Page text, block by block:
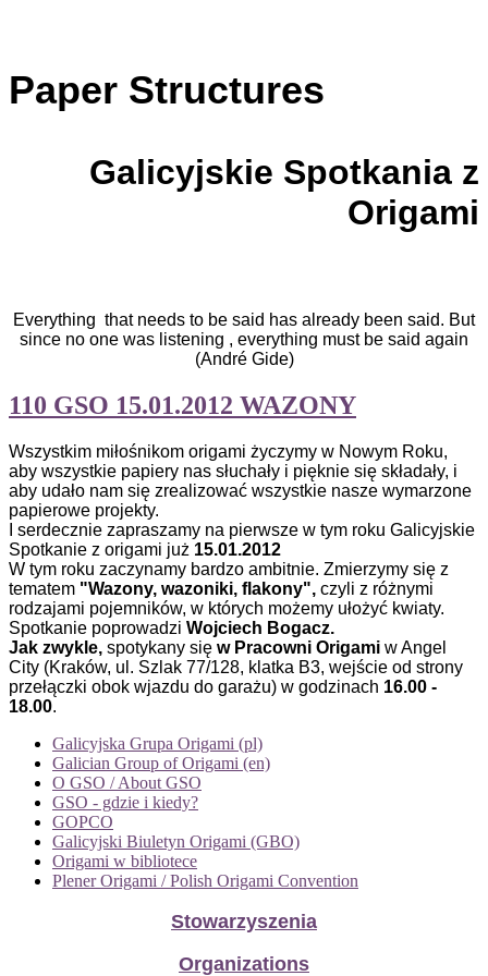
Paper Structures
Galicyjskie Spotkania z
Origami
Everything that needs to be said has already been said. But
since no one was listening , everything must be said again
(André Gide)
110 GSO 15.01.2012 WAZONY
Wszystkim miłośnikom origami życzymy w Nowym Roku,
aby wszystkie papiery nas słuchały i pięknie się składały, i
aby udało nam się zrealizować wszystkie nasze wymarzone
papierowe projekty.
I serdecznie zapraszamy na pierwsze w tym roku Galicyjskie
Spotkanie z origami już 15.01.2012
W tym roku zaczynamy bardzo ambitnie. Zmierzymy się z
tematem "Wazony, wazoniki, flakony", czyli z różnymi
rodzajami pojemników, w których możemy ułożyć kwiaty.
Spotkanie poprowadzi Wojciech Bogacz.
Jak zwykle, spotykany się w Pracowni Origami w Angel
City (Kraków, ul. Szlak 77/128, klatka B3, wejście od strony
przełączki obok wjazdu do garażu) w godzinach 16.00 -
18.00.
Galicyjska Grupa Origami (pl)
Galician Group of Origami (en)
O GSO / About GSO
GSO - gdzie i kiedy?
GOPCO
Galicyjski Biuletyn Origami (GBO)
Origami w bibliotece
Plener Origami / Polish Origami Convention
Stowarzyszenia
Organizations